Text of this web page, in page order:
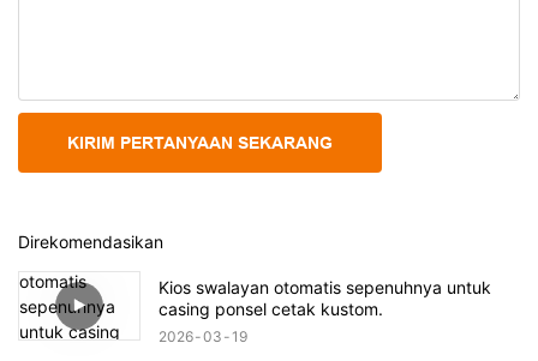
KIRIM PERTANYAAN SEKARANG
Direkomendasikan
Kios swalayan otomatis sepenuhnya untuk
casing ponsel cetak kustom.
2026 03 19